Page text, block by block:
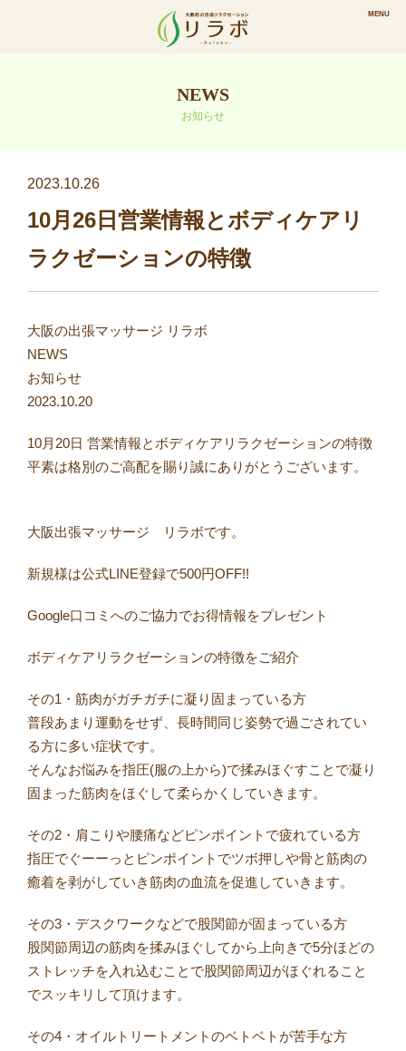
NEWS
お知らせ
2023.10.26
10月26日営業情報とボディケアリ
ラクゼーションの特徴
大阪の出張マッサージ リラボ
NEWS
お知らせ
2023.10.20
10月20日 営業情報とボディケアリラクゼーションの特徴
平素は格別のご高配を賜り誠にありがとうございます。⠀
大阪出張マッサージ リラボです。
新規様は公式LINE登録で500円OFF!!
Google口コミへのご協力でお得情報をプレゼント
ボディケアリラクゼーションの特徴をご紹介
その1・筋肉がガチガチに凝り固まっている方
普段あまり運動をせず、長時間同じ姿勢で過ごされてい
る方に多い症状です。
そんなお悩みを指圧(服の上から)で揉みほぐすことで凝り
固まった筋肉をほぐして柔らかくしていきます。
その2・肩こりや腰痛などピンポイントで疲れている方
指圧でぐーーっとピンポイントでツボ押しや骨と筋肉の
癒着を剥がしていき筋肉の血流を促進していきます。
その3・デスクワークなどで股関節が固まっている方
股関節周辺の筋肉を揉みほぐしてから上向きで5分ほどの
ストレッチを入れ込むことで股関節周辺がほぐれること
でスッキリして頂けます。
その4・オイルトリートメントのベトベトが苦手な方